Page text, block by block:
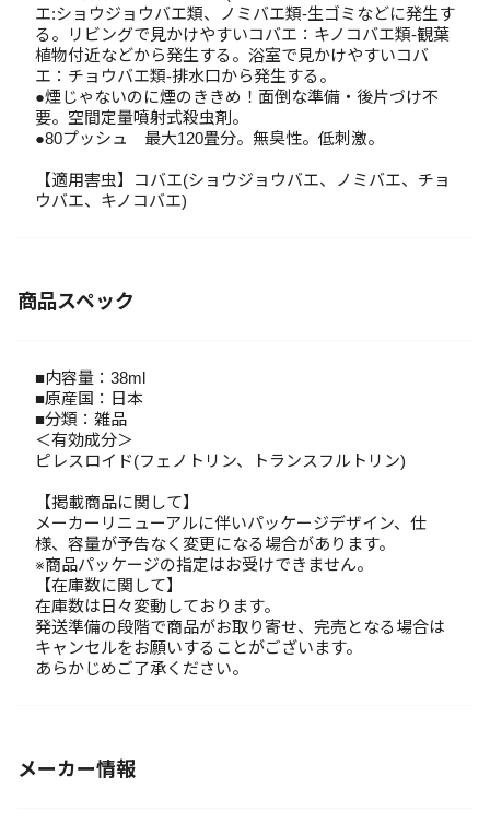
エ:ショウジョウバエ類、ノミバエ類-生ゴミなどに発生す
る。リビングで見かけやすいコバエ：キノコバエ類-観葉
植物付近などから発生する。浴室で見かけやすいコバ
エ：チョウバエ類-排水口から発生する。
●煙じゃないのに煙のききめ！面倒な準備・後片づけ不
要。空間定量噴射式殺虫剤。
●80プッシュ 最大120畳分。無臭性。低刺激。
【適用害虫】コバエ(ショウジョウバエ、ノミバエ、チョ
ウバエ、キノコバエ)
商品スペック
■内容量：38ml
■原産国：日本
■分類：雑品
＜有効成分＞
ピレスロイド(フェノトリン、トランスフルトリン)
【掲載商品に関して】
メーカーリニューアルに伴いパッケージデザイン、仕
様、容量が予告なく変更になる場合があります。
※商品パッケージの指定はお受けできません。
【在庫数に関して】
在庫数は日々変動しております。
発送準備の段階で商品がお取り寄せ、完売となる場合は
キャンセルをお願いすることがございます。
あらかじめご了承ください。
メーカー情報